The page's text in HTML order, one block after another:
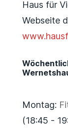
Haus für
Webseite
Montag:
(18:45 -